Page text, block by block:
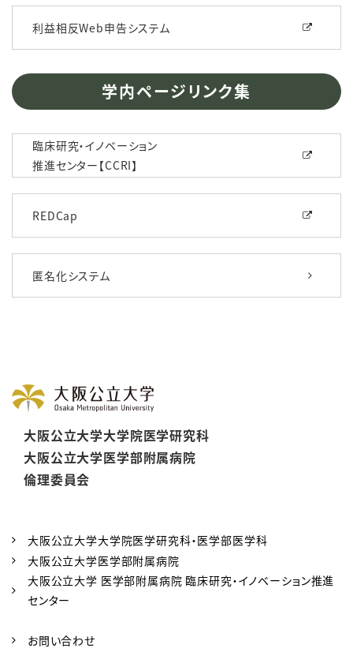
利益相反Web申告システム
学内ページリンク集
臨床研究・イノベーション
推進センター【CCRI】
REDCap
匿名化システム
大阪公立大学大学院医学研究科
大阪公立大学医学部附属病院
倫理委員会
大阪公立大学大学院医学研究科・医学部医学科
大阪公立大学医学部附属病院
大阪公立大学 医学部附属病院 臨床研究・イノベーション推進
センター
お問い合わせ